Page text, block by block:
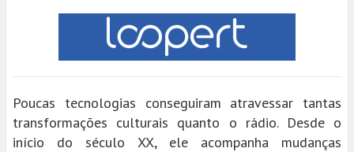
Poucas tecnologias conseguiram atravessar tantas
transformações culturais quanto o rádio. Desde o
início do século XX, ele acompanha mudanças